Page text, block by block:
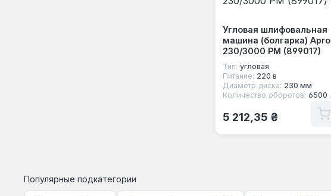
Угловая шлифовальная
машина (болгарка) Apro
230/3000 РМ (899017)
Тип: угловая
Питание: 220 в
Диаметр диска: 230 мм
Количество оборотов: 6500 об/мин
Обычная цена:
5 212,35 ₴
Популярные подкатегории